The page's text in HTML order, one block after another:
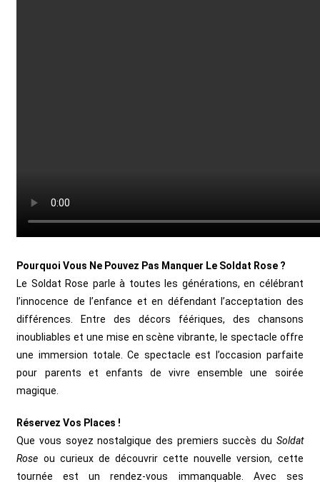
Pourquoi Vous Ne Pouvez Pas Manquer Le Soldat Rose ?
Le Soldat Rose parle à toutes les générations, en célébrant
l’innocence de l’enfance et en défendant l’acceptation des
différences.
Entre des décors féériques, des chansons
inoubliables et une mise en scène vibrante, le spectacle offre
une immersion totale.Ce spectacle est l’occasion parfaite
pour parents et enfants de vivre ensemble une soirée
magique.
Réservez Vos Places !
Que vous soyez nostalgique des premiers succès du Soldat
Rose ou curieux de découvrir cette nouvelle version, cette
tournée est un rendez-vous immanquable. Avec ses